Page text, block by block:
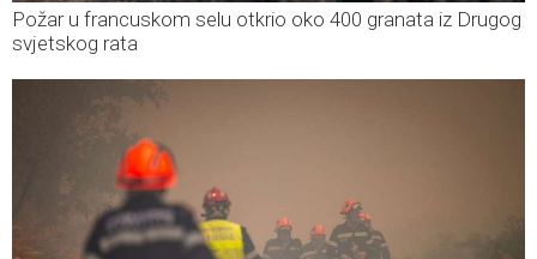
Požar u francuskom selu otkrio oko 400 granata iz Drugog
svjetskog rata